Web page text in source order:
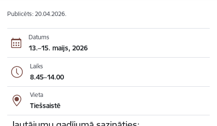
Publicēts: 20.04.2026.
Datums
13.–15. maijs, 2026
Laiks
8.45–14.00
Vieta
Tiešsaistē